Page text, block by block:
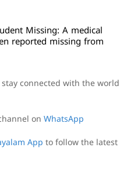
Missing: A medical
reported missing from
stay connected with the world
on WhatsApp
App to follow the latest